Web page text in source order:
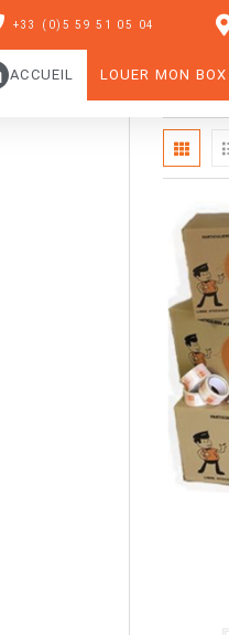
+33 (0)5 59 51 05 04
ACCUEIL LOUER MON BOX